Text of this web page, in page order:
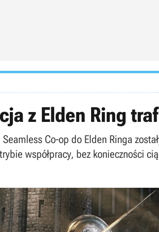
z Elden Ring
Co-op do Elden Ringa
współpracy, bez konieczności